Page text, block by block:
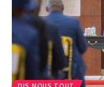
DIS NOUS TOUT